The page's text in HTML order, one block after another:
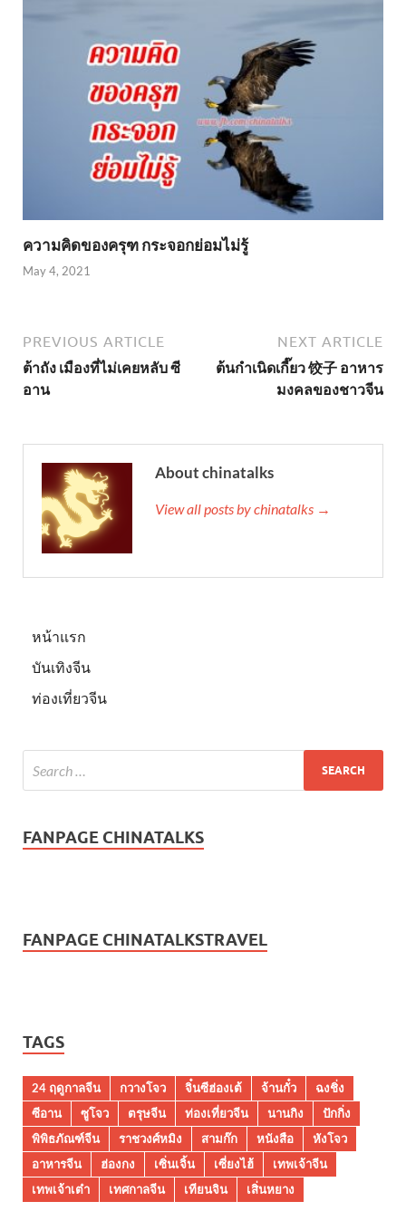
ความคิดของครุฑ กระจอกย่อมไม่รู้
May 4, 2021
PREVIOUS ARTICLE
ต้าถัง เมืองที่ไม่เคยหลับ ซี
อาน
NEXT ARTICLE
ต้นกำเนิดเกี๊ยว 饺子 อาหาร
มงคลของชาวจีน
About chinatalks
View all posts by chinatalks →
หน้าแรก
บันเทิงจีน
ท่องเที่ยวจีน
FANPAGE CHINATALKS
FANPAGE CHINATALKSTRAVEL
TAGS
24 ฤดูกาลจีน กวางโจว จิ๋นซีฮ่องเต้ จ้านกั๋ว
ฉงชิ่ง
ซีอาน
ซูโจว ตรุษจีน ท่องเที่ยวจีน นานกิง
ปักกิ่ง
พิพิธภัณฑ์จีน
ราชวงศ์หมิง สามก๊ก หนังสือ
หังโจว
อาหารจีน
ฮ่องกง เซิ่นเจิ้น เซี่ยงไฮ้
เทพเจ้าจีน
เทพเจ้าเต๋า
เทศกาลจีน เทียนจิน เสิ่นหยาง